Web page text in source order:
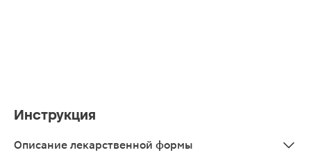
Инструкция
Описание лекарственной формы